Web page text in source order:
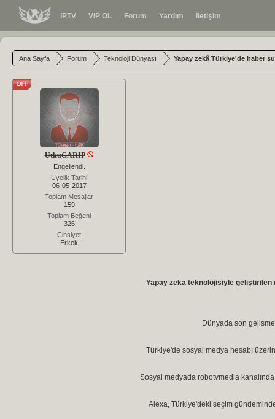
IPTV VIP OL Forum Yardım İletişim
Ana Sayfa Forum Teknoloji Dünyası Yapay zekâ Türkiye'de haber
UtkuGARIP
Engellendi.
Üyelik Tarihi
06-05-2017
Toplam Mesajlar
159
Toplam Beğeni
326
Cinsiyet
Erkek
Yapay zeka teknolojisiyle geliştirilen
Dünyada son
Türkiye'de sosyal medya hesabı
Sosyal medyada robotvmedia
Alexa, Türkiye'deki seçim